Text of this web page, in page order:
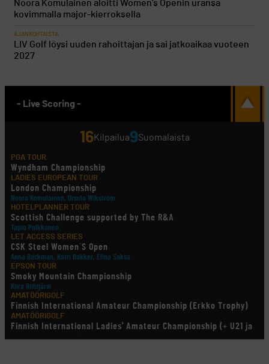
Noora Komulainen aloitti Women’s Openin uransa
kovimmalla major-kierroksella
AJANKOHTAISTA
LIV Golf löysi uuden rahoittajan ja sai jatkoaikaa vuoteen
2027
- Live Scoring -
16Kilpailua9Suomalaista
PGA TOUR
Wyndham Championship
LADIES EUROPEAN TOUR
London Championship
Noora Komulainen, Ursula Wikström
HOTELPLANNER TOUR
Scottish Challenge supported by The R&A
Tapio Pulkkanen
LET ACCESS SERIES
CSK Steel Women´S Open
Anna Backman, Katri Bakker, Elina Saksa
EPSON TOUR
Smoky Mountain Championship
Kiira Riihijärvi
AMATÖÖRIGOLF
Finnish International Amateur Championship (Erkko Trophy)
AMATÖÖRIGOLF
Finnish International Ladies' Amateur Championship (+ U21 ja
U18/FJT/Aulanko)